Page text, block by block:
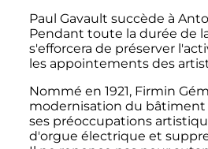
Paul Gavault succède à
Pendant toute la durée de
s'efforcera de préserver
les appointements des
Nommé en 1921, Firmin
modernisation du bâtiment
ses préoccupations
d'orgue électrique et